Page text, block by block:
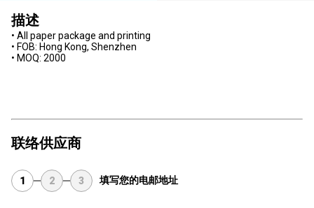
描述
• All paper package and printing
• FOB: Hong Kong, Shenzhen
• MOQ: 2000
联络供应商
1 2 3 填写您的电邮地址